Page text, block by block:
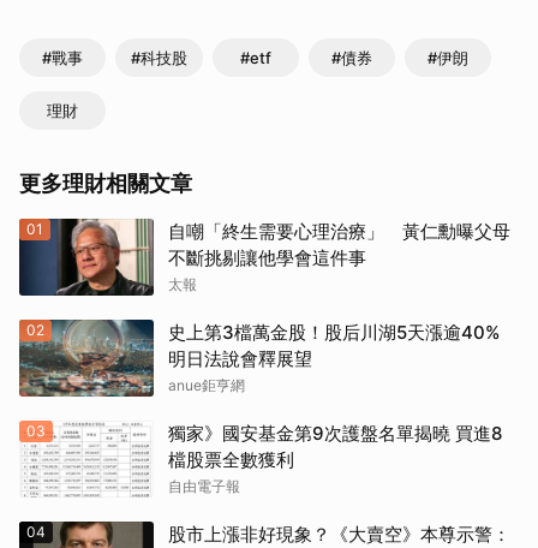
#戰事 #科技股 #etf #債券 #伊朗
理財
更多理財相關文章
01
自嘲「終生需要心理治療」 黃仁勳曝父母
不斷挑剔讓他學會這件事
太報
02
史上第3檔萬金股！股后川湖5天漲逾40%
明日法說會釋展望
anue鉅亨網
03
獨家》國安基金第9次護盤名單揭曉 買進8
檔股票全數獲利
自由電子報
04
股市上漲非好現象？《大賣空》本尊示警：